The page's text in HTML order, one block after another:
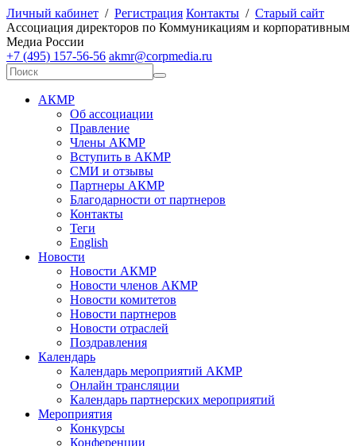
Личный кабинет / Регистрация Контакты / Старый сайт
Ассоциация директоров по Коммуникациям и корпоративным
Медиа России
+7 (495) 157-56-56 akmr@corpmedia.ru
АКМР
Об ассоциации
Правление
Члены АКМР
Вступить в АКМР
СМИ и отзывы
Партнеры АКМР
Благодарности от партнеров
Контакты
Теги
English
Новости
Новости АКМР
Новости членов АКМР
Новости комитетов
Новости партнеров
Новости отраслей
Поздравления
Календарь
Календарь мероприятий АКМР
Онлайн трансляции
Календарь партнерских мероприятий
Мероприятия
Конкурсы
Конференции